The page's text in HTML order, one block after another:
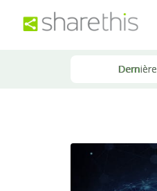
Dernière